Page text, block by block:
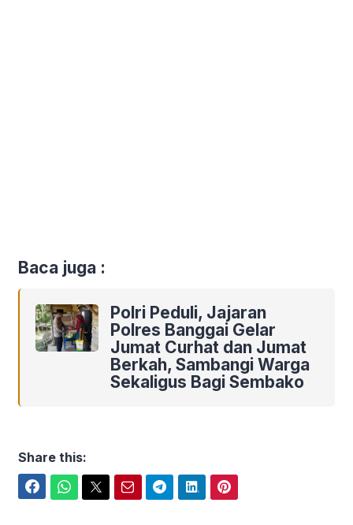
Baca juga :
Polri Peduli, Jajaran
Polres Banggai Gelar
Jumat Curhat dan Jumat
Berkah, Sambangi Warga
Sekaligus Bagi Sembako
Share this: